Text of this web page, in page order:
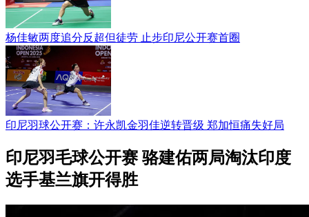
杨佳敏两度追分反超但徒劳 止步印尼公开赛首圈
印尼羽球公开赛：许永凯金羽佳逆转晋级 郑加恒痛失好局
印尼羽毛球公开赛 骆建佑两局淘汰印度
选手基兰旗开得胜